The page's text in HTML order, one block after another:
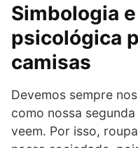
Simbologia
psicológica
camisas
Devemos sempre
como nossa
veem. Por isso,